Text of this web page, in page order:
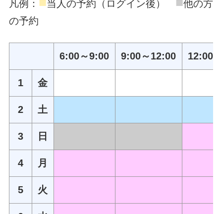
凡例：
当人の予約（ログイン後）
他の方
の予約
6:00～9:00 9:00～12:00 12:00
1 金
2 土
3 日
4 月
5 火